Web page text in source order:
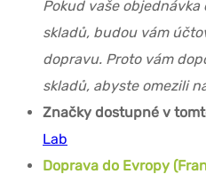
Pokud vaše
skladů, budou vám
dopravu. Proto vám
skladů, abyste omezili
Značky dostupné v
Lab
Doprava do Evropy